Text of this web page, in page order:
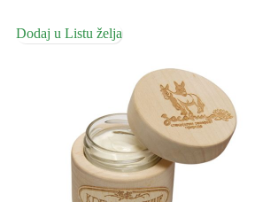
Dodaj u Listu želja